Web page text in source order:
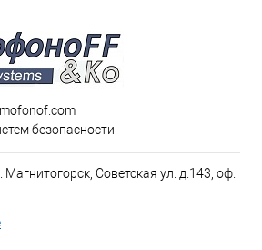
безопасности
Советская ул. д.143, оф.